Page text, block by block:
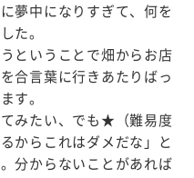
夢中になりすぎて、何を
た。
ということで畑からお店
合言葉に行きあたりばっ
す。
みたい、でも★（難易度
からこれはダメだな」と
分からないことがあれば